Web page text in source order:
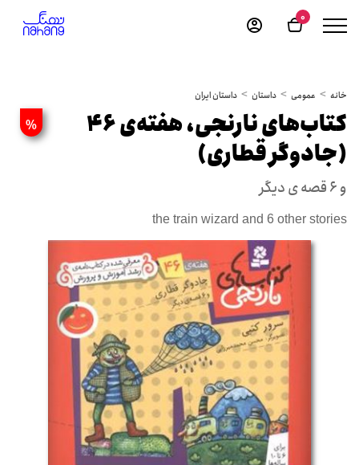
0
خانه عمومی داستان داستان ایران
%
کتاب‌های نارنجی، هفته‌ی 46
(جادوگر قطاری)
و 6 قصه ی دیگر
the train wizard and 6 other stories